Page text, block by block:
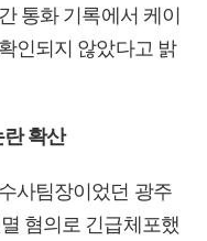
통화 기록에서 케이
인되지 않았다고 밝
확산
사팀장이었던 광주
혐의로 긴급체포했